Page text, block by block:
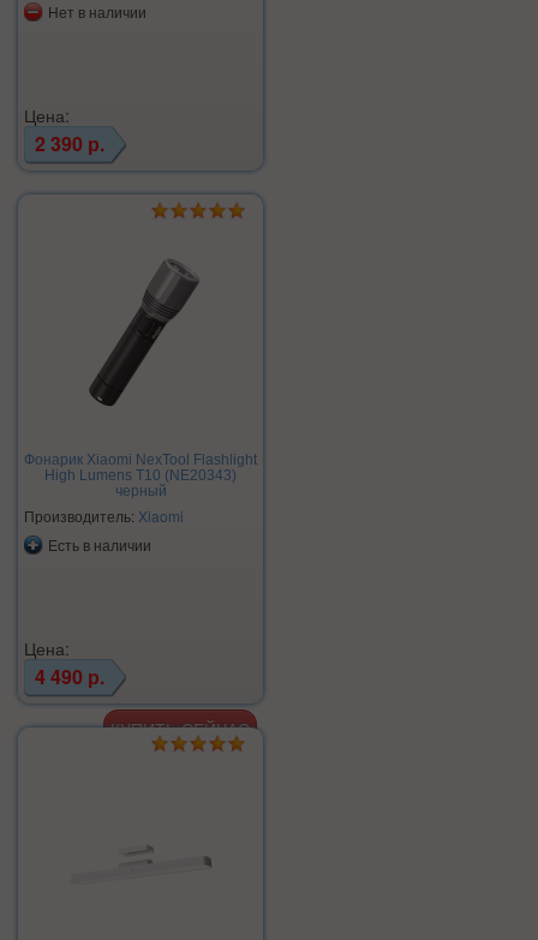
Нет в наличии
Цена:
2 390 р.
Фонарик Xiaomi NexTool Flashlight
High Lumens T10 (NE20343)
черный
Производитель: Xiaomi
Есть в наличии
Цена:
4 490 р.